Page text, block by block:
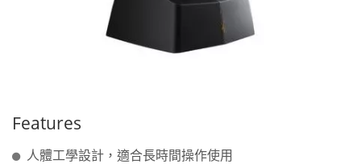
Features
人體工學設計，適合長時間操作使用